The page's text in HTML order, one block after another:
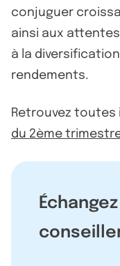
conjuguer
ainsi aux
à la
rendements.
Retrouvez
du 2ème trimestre